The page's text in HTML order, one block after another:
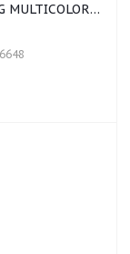
MULTICOLOR